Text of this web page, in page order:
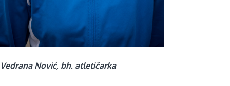
Vedrana Nović, bh. atletičarka